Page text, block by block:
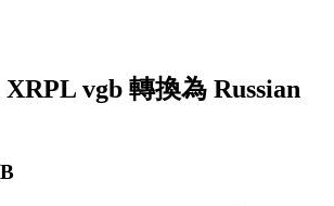
XRPL vgb 轉換為 Russian